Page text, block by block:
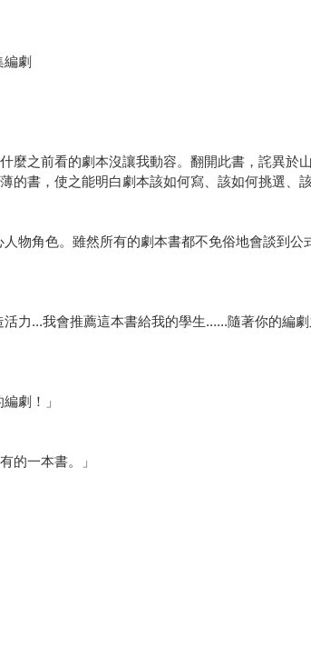
劇
之前看的劇本沒讓我動容。翻開此書，詫異於
書，使之能明白劇本該如何寫、該如何挑選、該
角色。雖然所有的劇本書都不免俗地會談到公
...我會推薦這本書給我的學生......隨著你的編
劇！」
一本書。」